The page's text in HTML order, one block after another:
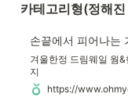
카테고리형(정해
겨울한정 드림웨일 웜&
지